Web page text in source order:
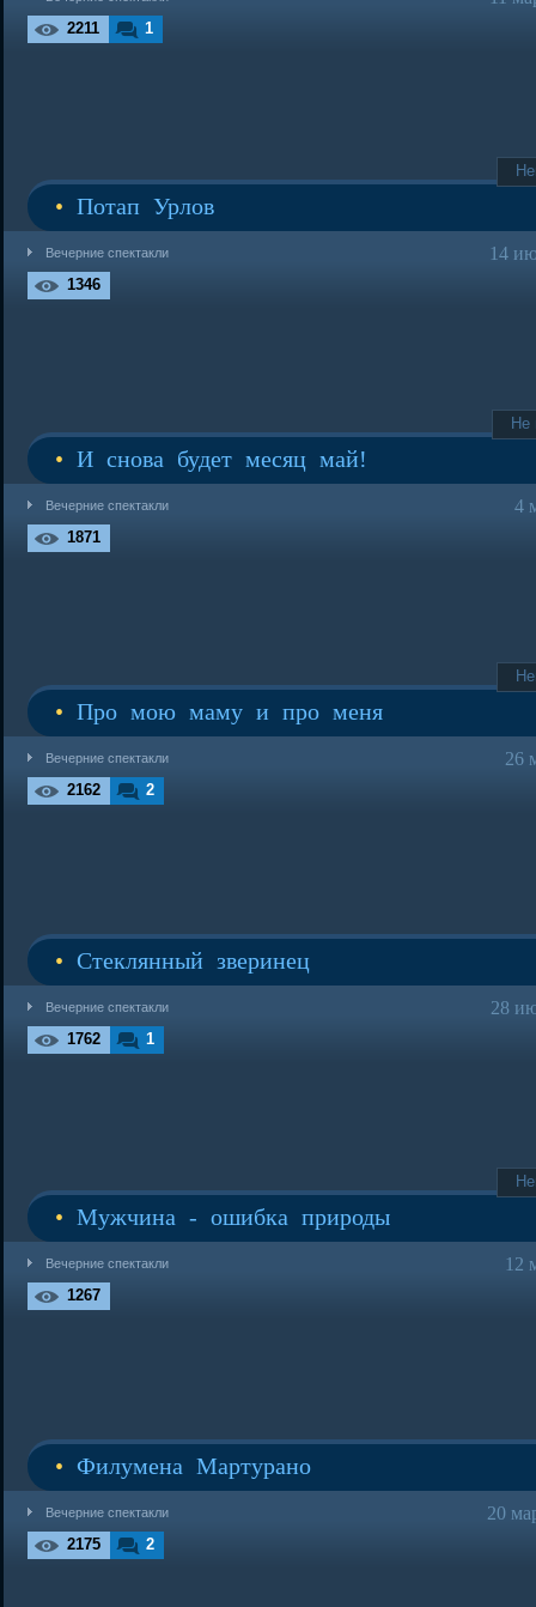
2211 1
• Потап Урлов
14
Вечерние спектакли
1346
Не
• И снова будет месяц май!
4
Вечерние спектакли
1871
• Про мою маму и про меня
26
Вечерние спектакли
2162 2
• Стеклянный зверинец
28
Вечерние спектакли
1762 1
• Мужчина - ошибка природы
12
Вечерние спектакли
1267
• Филумена Мартурано
20
Вечерние спектакли
2175 2